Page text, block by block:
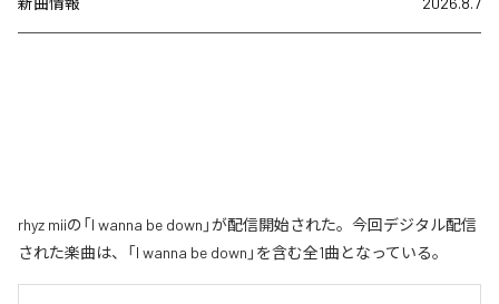
rhyz miiの「I wanna be down」が配信開始された。今回デジタル配信
された楽曲は、「I wanna be down」を含む全1曲となっている。